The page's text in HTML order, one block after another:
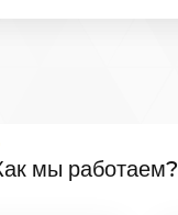
мы работаем?